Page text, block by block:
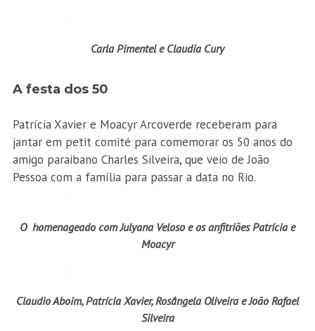
Carla Pimentel e Claudia Cury
A festa dos 50
Patrícia Xavier e Moacyr Arcoverde receberam para
jantar em petit comité para comemorar os 50 anos do
amigo paraibano Charles Silveira, que veio de João
Pessoa com a família para passar a data no Rio.
O homenageado com Julyana Veloso e os anfitriões Patrícia e
Moacyr
Claudio Aboim, Patrícia Xavier, Rosângela Oliveira e João Rafael
Silveira